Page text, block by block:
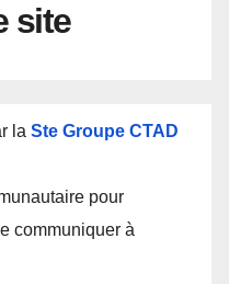
site
la Ste Groupe CTAD
pour
communiquer à